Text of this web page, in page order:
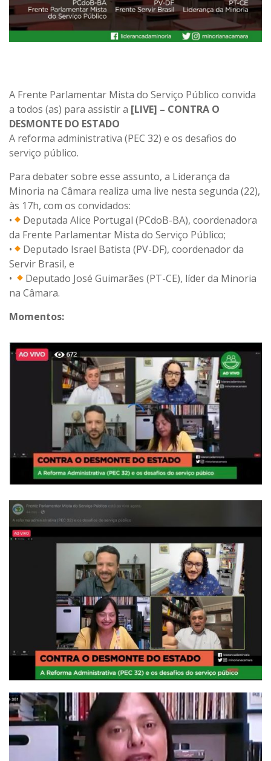
A Frente Parlamentar Mista do Serviço Público convida
a todos (as) para assistir a [LIVE] – CONTRA O
DESMONTE DO ESTADO
A reforma administrativa (PEC 32) e os desafios do
serviço público.
Para debater sobre esse assunto, a Liderança da
Minoria na Câmara realiza uma live nesta segunda (22),
às 17h, com os convidados:
•
Deputada Alice Portugal (PCdoB-BA), coordenadora
da Frente Parlamentar Mista do Serviço Público;
•
Deputado Israel Batista (PV-DF), coordenador da
Servir Brasil, e
•
Deputado José Guimarães (PT-CE), líder da Minoria
na Câmara.
Momentos: